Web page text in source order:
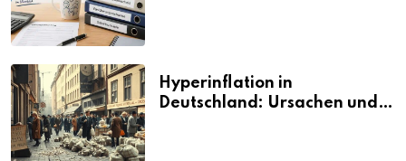
Hyperinflation in
Deutschland: Ursachen und